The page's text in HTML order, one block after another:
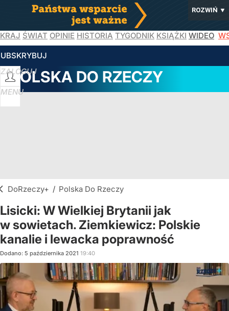
ROZWIŃ ▼
KRAJ ŚWIAT OPINIE HISTORIA TYGODNIK KSIĄŻKI WIDEO
ZALOGUJ
MENU
POLSKA DO RZECZY
DoRzeczy+ / Polska Do Rzeczy
Lisicki: W Wielkiej Brytanii jak
w sowietach. Ziemkiewicz: Polskie
kanalie i lewacka poprawność
Dodano: 5 października 2021 19:40